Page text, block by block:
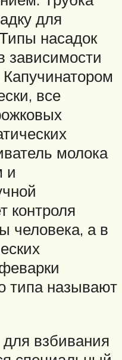
для
насадок
зависимости
все
молока
и
контроля
человека, а в
типа называют
взбивания